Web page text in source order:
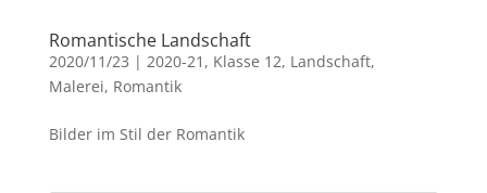
Romantische Landschaft
2020/11/23 | 2020-21 , Klasse 12, Landschaft,
Malerei, Romantik
Bilder im Stil der Romantik